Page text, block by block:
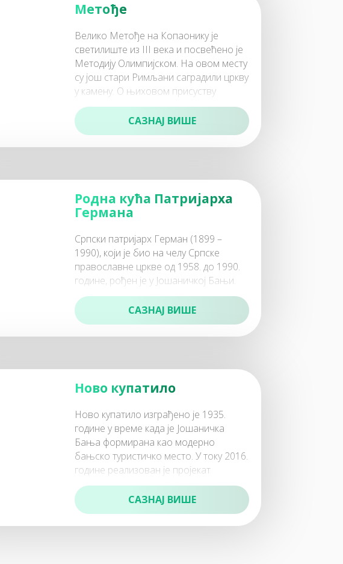
Метође
Велико Метође на Копаонику је
светилиште из III века и посвећено је
Методију Олимпијском. На овом месту
су још стари Римљани саградили цркву
у камену. О њиховом присуству
сведоче и
САЗНАЈ ВИШЕ
Родна кућа Патријарха
Германа
Српски патријарх Герман (1899 –
1990), који је био на челу Српске
православне цркве од 1958. до 1990.
године, рођен је у Јошаничкој Бањи.
Кућа у којој је рођен налази се у самом
це
САЗНАЈ ВИШЕ
Ново купатило
Ново купатило изграђено је 1935.
године у време када је Јошаничка
Бања формирана као модерно
бањско туристичко место. У току 2016.
године реализован је пројекат
реконструкције и пр
САЗНАЈ ВИШЕ